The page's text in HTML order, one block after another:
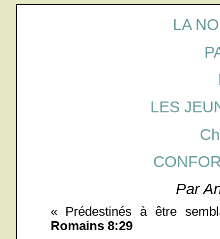
LA
LES
Par
« Prédestinés à être
Romains 8:29